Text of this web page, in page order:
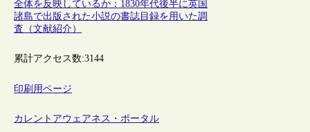
全体を反映しているか：1830年代後半に英国
諸島で出版された小説の書誌目録を用いた調
査（文献紹介）
累計アクセス数:3144
印刷用ページ
カレントアウェアネス・ポータル